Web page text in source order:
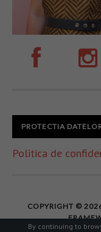
PROTECTIA
Politica de
COPYRIGHT ©
By continuing to